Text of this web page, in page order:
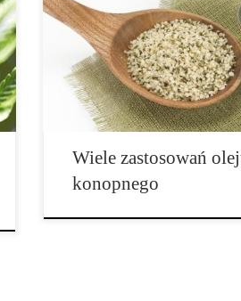
i farby, olej konopny oferuje
codziennych zastosowań. Poniżej
najbardziej podstawowych z nich.
zastosowania te odnoszą się do
konopi oraz nasion konopi, a […]
Wiele zastosowań
konopnego